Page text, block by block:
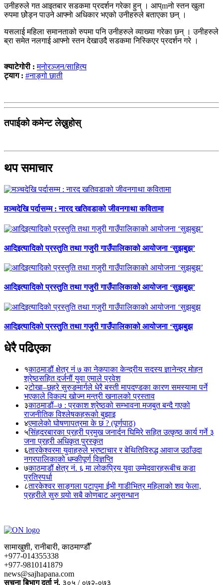
उनीहरुले गत आइतबार सडकमा प्रदर्शन गरेका हुन् । आप्mनो स्तन खुला
रुपमा छोेड्न पाउने आफ्नाे अधिकार भएको उनीहरुले बताएका छन् ।
यसलाई महिला समानताको रुपमा पनि उनीहरुले व्याख्या गरेका छन् । उनीहरुले
ब्रा समेत नलगाई आफ्नाे स्तन देखाउदै सडकमा निस्किएर प्रदर्शन गरे ।
क्याटेगोरी :मनोरञ्जन/साहित्य
ट्याग : #नाङ्गो छाती
तपाईको कमेन्ट लेख्नुहोस्
थप समाचार
मञ्चदेखि पर्दासम्म : नारद खतिवडाको जीवनगाथा कवितामा
आदिइत्यादिको प्रस्तुति तथा गजुरी गाउँपालिकाको आयोजना ‘सुझबुझ’
आदिइत्यादिको प्रस्तुति तथा गजुरी गाउँपालिकाको आयोजना ‘सुझबुझ’
आदिइत्यादिको प्रस्तुति तथा गजुरी गाउँपालिकाको आयोजना ‘सुझबुझ
धेरै पढिएका
१काठमाडौं क्षेत्र नं ७ का नेकपाका केन्द्रीय सदस्य ज्ञानेन्द्र मोहन
श्रेष्ठसहित दर्जनौं युवा एमाले प्रवेश
२टोखा–छहरे सुरुङमार्गले धेरै बस्ती मापदण्डका कारण समस्यामा पर्ने
भएकाले विकल्प खोज्न मन्त्री खनालको प्रस्ताव
३काठमाडौं–७ : प्रकाश श्रेष्ठको सम्भावना मजबुत बन्दै गएको
राजनीतिक विश्लेषकहरूको बुझाइ
४एमालेको घोषणापत्रमा के छ ? (पूर्णपाठ)
५सिंहदरबारका प्रहरी प्रमुख जनार्दन घिमिरे सहित उत्कृष्ठ कार्य गर्ने ३
जना प्रहरी अधिकृत पुरस्कृत
६तारकेश्वरमा युवाहरुले भ्रष्टाचार र बेथितिविरुद्ध आवाज उठाँउदा
नगरपालिकाको धम्कीपूर्ण विज्ञप्ति
७काठमाडौं क्षेत्र नं. ६ मा लोकप्रिय युवा उम्मेदवारहरूबीच कडा
प्रतिस्पर्धा
८तारकेश्वर साङ्गला पटापुमा ईभी गाडीभित्र महिलाको शव फेला,
प्रहरीले सुरु गर्‍यो सबै कोणबाट अनुसन्धान
सामाखुशी, रानीबारी, काठमाण्डौँ
+977-014355338
+977-9810141879
news@sajhapana.com
सुचना बिभाग दर्ता नं. ३०५ / ०७२-०७३